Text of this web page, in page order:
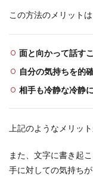
この方法のメリットは
面と向かって話す
自分の気持ちを的
相手も冷静な冷静
上記のようなメリッ
また、文字に書き起
手に対しての気持ち